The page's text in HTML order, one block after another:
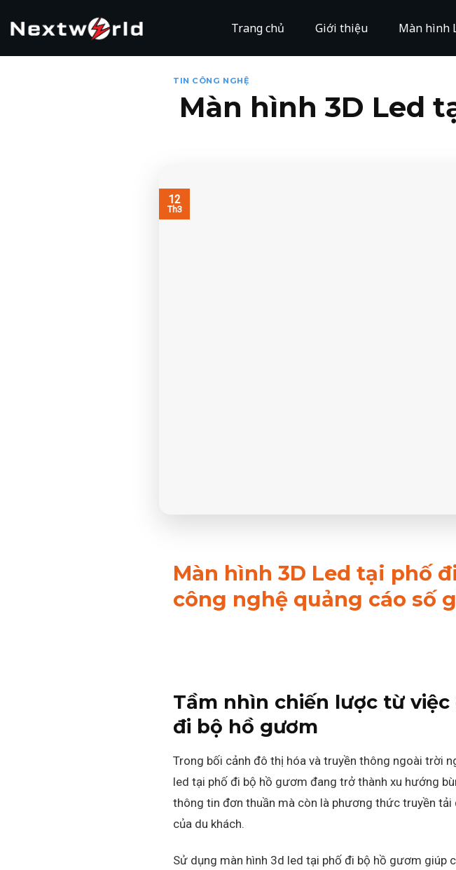
Trang chủ Giới thiệu Màn hình
TIN CÔNG NGHỆ
Màn hình 3D Led
12
Th3
Màn hình 3D Led tại phố
công nghệ quảng cáo số
Tầm nhìn chiến lược từ
đi bộ hồ gươm
Trong bối cảnh đô thị hóa và truyền thông ngoài trời
led tại phố đi bộ hồ gươm đang trở thành xu hướng
thông tin đơn thuần mà còn là phương thức truyền
của du khách.
Sử dụng màn hình 3d led tại phố đi bộ hồ gươm giúp